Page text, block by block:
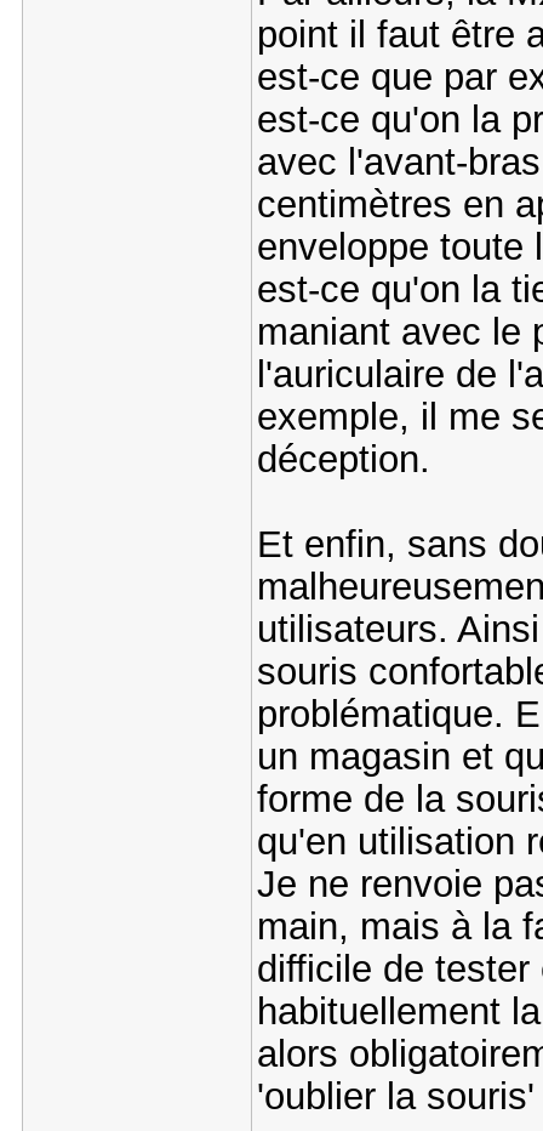
point il faut être
est-ce que par
est-ce qu'on la
avec l'avant-
centimètres en
enveloppe toute
est-ce qu'on la
maniant avec le
l'auriculaire de
exemple, il me
déception.
Et enfin, sans
utilisateurs.
souris
problématique.
un magasin et
forme de la
qu'en utilisation
Je ne renvoie
main, mais à la
difficile de
habituellement
alors
'oublier la